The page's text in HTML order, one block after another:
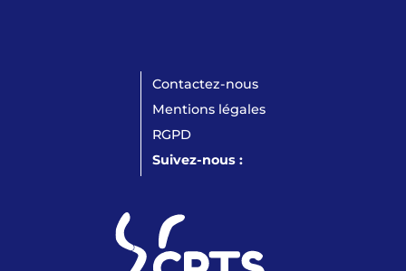
Contactez-nous
Mentions légales
RGPD
Suivez-nous :